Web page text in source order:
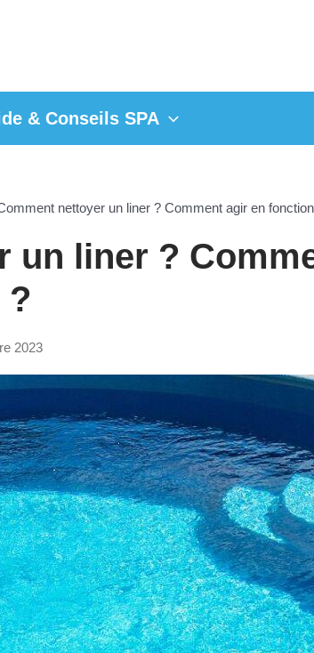
& Conseils SPA
nettoyer un liner ? Comment agir en
un liner ?
?
2023